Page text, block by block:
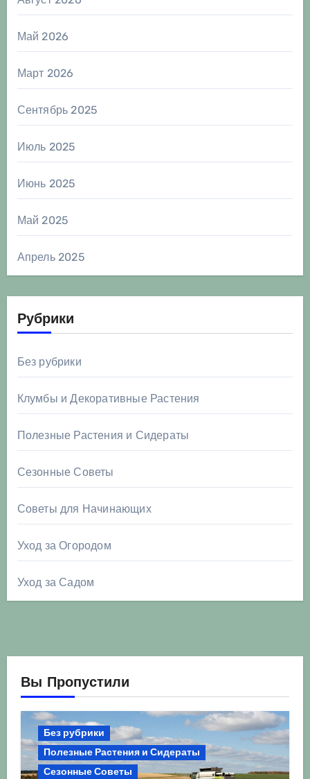
Май 2026
Март 2026
Сентябрь 2025
Июль 2025
Июнь 2025
Май 2025
Апрель 2025
Рубрики
Без рубрики
Клумбы и Декоративные Растения
Полезные Растения и Сидераты
Сезонные Советы
Советы для Начинающих
Уход за Огородом
Уход за Садом
Вы Пропустили
Без рубрики
Полезные Растения и Сидераты
Сезонные Советы